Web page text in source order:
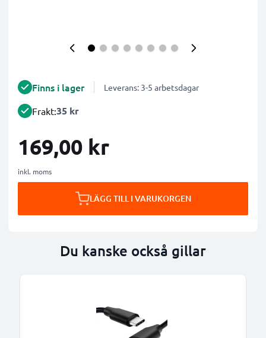
Finns i lager Leverans: 3-5 arbetsdagar
Frakt:35 kr
169,00 kr
inkl. moms
LÄGG TILL I VARUKORGEN
Du kanske också gillar